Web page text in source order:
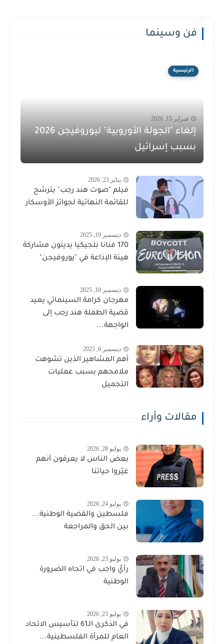
فن وسينما
الرئيسية
فبراير 15, 2026
إلغاء "الجولة الأوروبية" ليوروفيجن 2026
بسبب إسرائيل
يناير 23, 2026
فيلم "صوت هند رجب" يترشح
للقائمة النهائية لجوائز الأوسكار
ديسمبر 19, 2025
170 فنانا بلجيكيا يدينون مشاركة
هيئة الإذاعة في "يوروفيجن"
ديسمبر 10, 2025
مهرجان كرامة السينمائي يعيد
قضية الطفلة هند رجب إلى
الواجهة...
ديسمبر 6, 2025
أهم المشاهير الذين تشوهت
ملامحهم بسبب عمليات
التجميل
مقالات وأراء
يوليو 28, 2026
بعض الناس لا يعرفون أنهم
غيّروا حياتنا
يوليو 24, 2026
فلسطين والقضية الوطنية...
بين الحق والمراجعة
يوليو 23, 2026
رأيٌ واجب في اتجاه الضرورة
الوطنية
يوليو 23, 2026
في الذكرى الـ61 لتأسيس الاتحاد
العام للمرأة الفلسطينية...